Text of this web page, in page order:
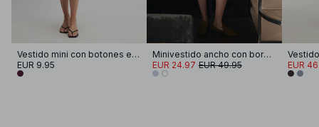
Vestido mini con botones en la parte delantera
EUR 9.95
Minivestido ancho con bordado
EUR 24.97 EUR 49.95 EUR